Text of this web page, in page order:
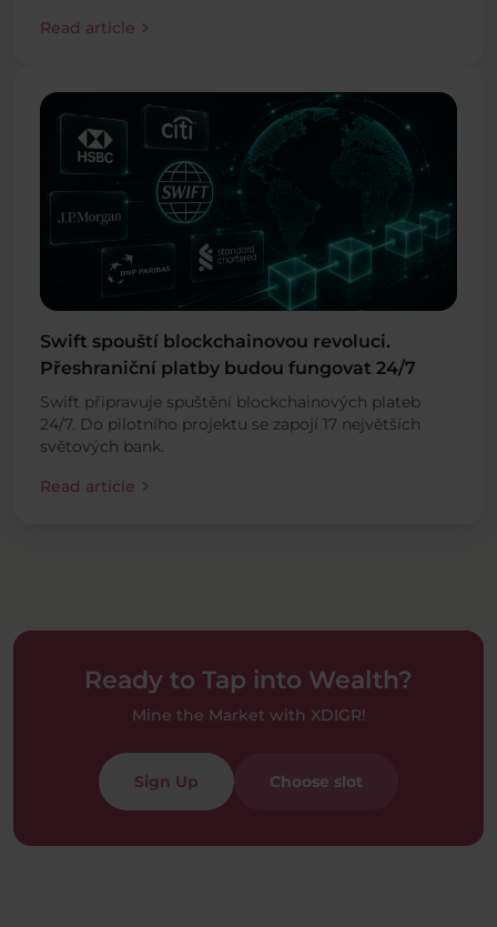
Read article chevron_right
Swift spouští blockchainovou revoluci.
Přeshraniční platby budou fungovat 24/7
Swift připravuje spuštění blockchainových plateb
24/7. Do pilotního projektu se zapojí 17 největších
světových bank.
Read article chevron_right
Ready to Tap into Wealth?
Mine the Market with XDIGR!
Sign Up Choose slot